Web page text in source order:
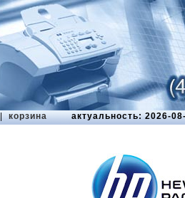
корзина актуальность: 2026-